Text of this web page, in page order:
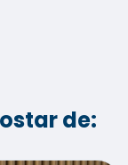
de: